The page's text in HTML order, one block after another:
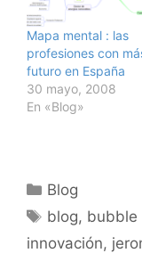
Mapa mental : las
profesiones con
futuro en España
30 mayo, 2008
En «Blog»
Categorías
Blog
Etiquetas
blog, bubble
innovación,